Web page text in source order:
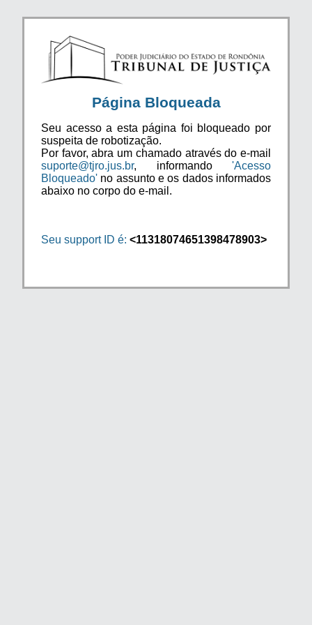
Página Bloqueada
Seu acesso a esta página foi bloqueado por
suspeita de robotização.
Por favor, abra um chamado através do e-mail
suporte@tjro.jus.br, informando 'Acesso
Bloqueado' no assunto e os dados informados
abaixo no corpo do e-mail.
Seu support ID é: <11318074651398478903>